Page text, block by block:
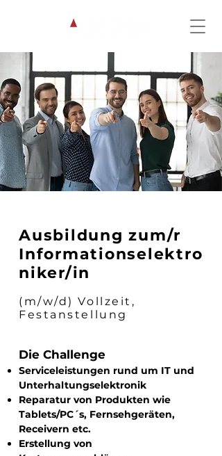
Ausbildung zum/r
Informationselektro
niker/in
(m/w/d) Vollzeit,
Festanstellung
Die Challenge
Serviceleistungen rund um IT und
Unterhaltungselektronik
Reparatur von Produkten wie
Tablets/PC´s, Fernsehgeräten,
Receivern etc.
Erstellung von